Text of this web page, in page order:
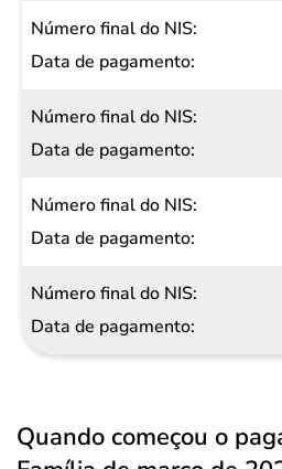
Quando começou o